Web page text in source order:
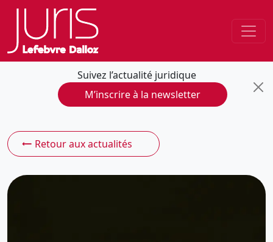
Suivez l’actualité juridique
M’inscrire à la newsletter
Retour aux actualités